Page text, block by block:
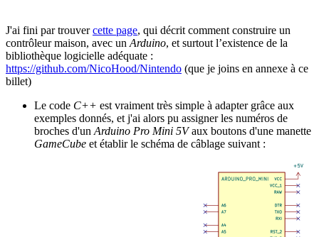
J'ai fini par trouvercette page, qui décrit comment construire un
contrôleur maison, avec un Arduino, et surtout l’existence de la
bibliothèque logicielle adéquate :
https://github.com/NicoHood/Nintendo (que je joins en annexe à ce
billet)
Le code C++ est vraiment très simple à adapter grâce aux
exemples donnés, et j'ai alors pu assigner les numéros de
broches d'un Arduino Pro Mini 5Vaux boutons d'une manette
GameCube et établir le schéma de câblage suivant :